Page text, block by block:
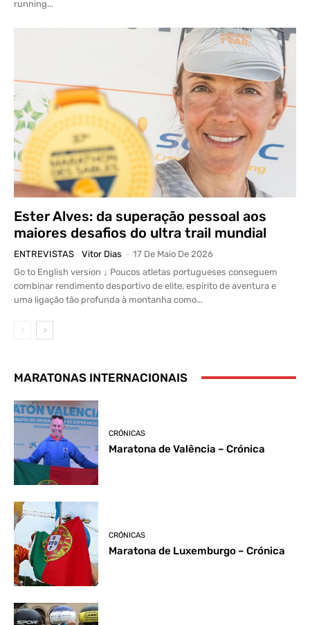
running...
Ester Alves: da superação pessoal aos
maiores desafios do ultra trail mundial
ENTREVISTAS Vitor Dias - 17 De Maio De 2026
Go to English version ↓ Poucos atletas portugueses conseguem
combinar rendimento desportivo de elite, espírito de aventura e
uma ligação tão profunda à montanha como...
MARATONAS INTERNACIONAIS
CRÓNICAS
Maratona de Valência – Crónica
CRÓNICAS
Maratona de Luxemburgo – Crónica